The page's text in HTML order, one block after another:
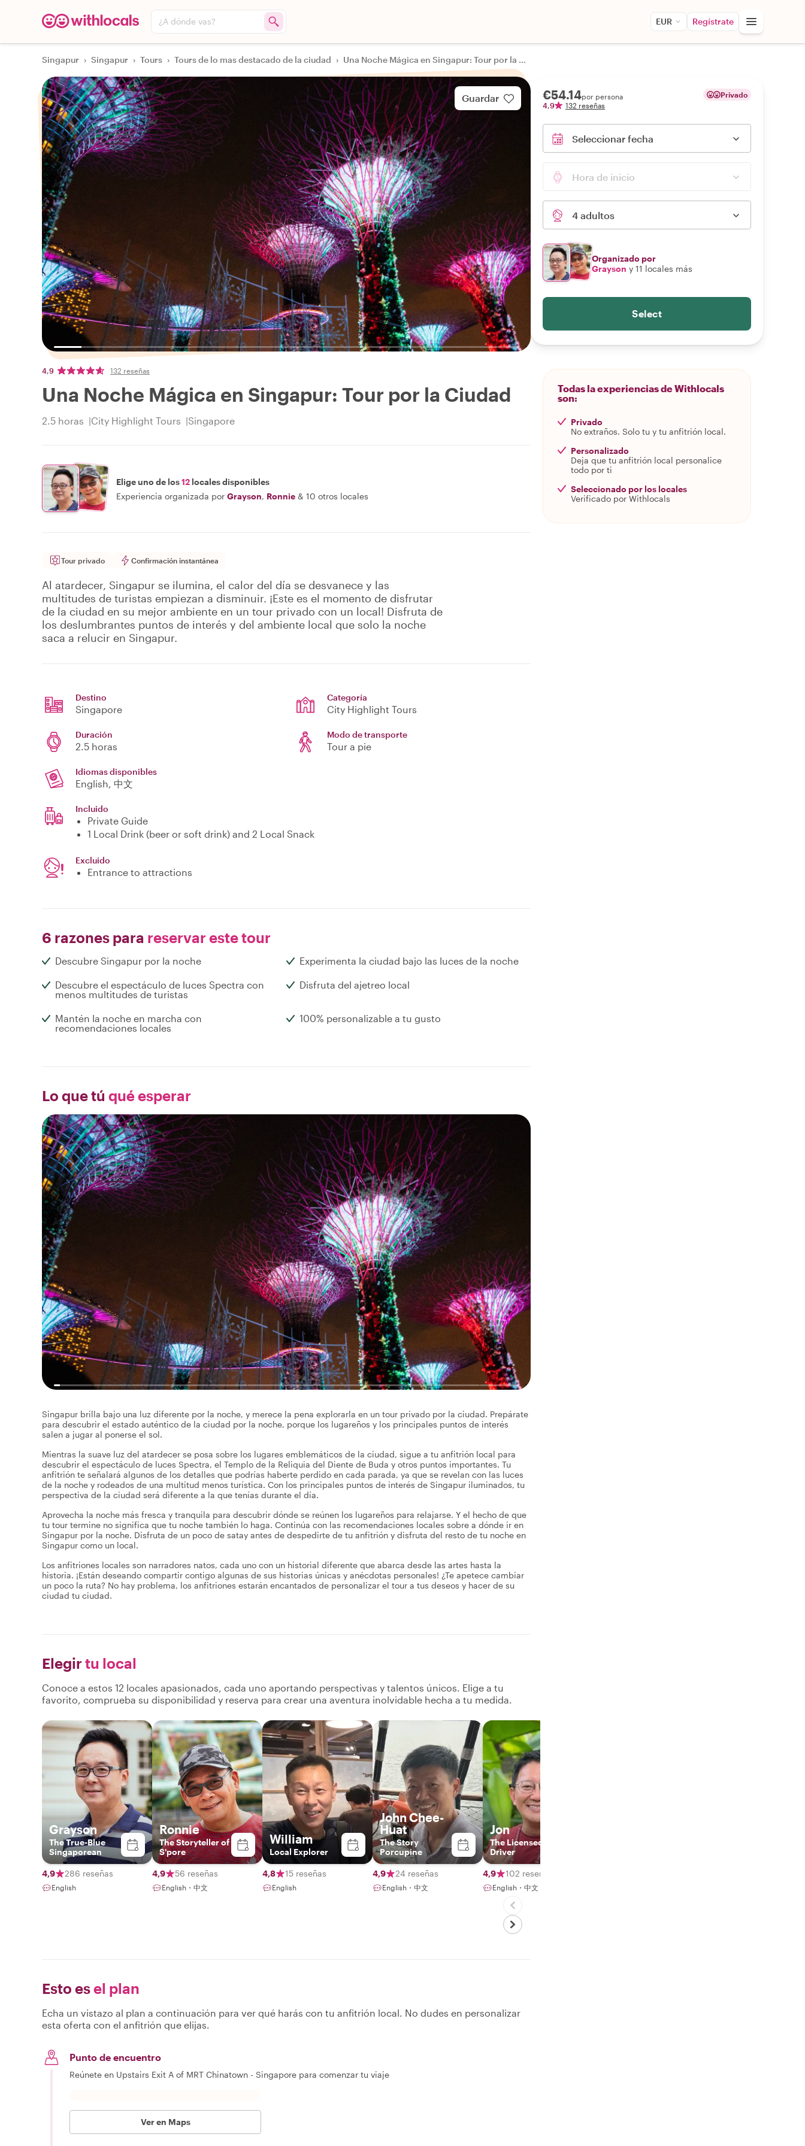
¿A dónde vas? EUR Regístrate
Singapur › Singapur › Tours › Tours de lo mas destacado de la ciudad › Una Noche Mágica en Singapur: Tour por la Ciudad
Guardar
4,9 132 reseñas
Una Noche Mágica en Singapur: Tour por la Ciudad
2.5 horas City Highlight Tours Singapore
Elige uno de los12 locales disponibles
Experiencia organizada por Grayson, Ronnie & 10 otros locales
Tour privado Confirmación instantánea
Al atardecer, Singapur se ilumina, el calor del día se desvanece y las
multitudes de turistas empiezan a disminuir. ¡Este es el momento de disfrutar
de la ciudad en su mejor ambiente en un tour privado con un local! Disfruta de
los deslumbrantes puntos de interés y del ambiente local que solo la noche
saca a relucir en Singapur.
Destino
Singapore
Categoría
City Highlight Tours
Duración
2.5 horas
Modo de transporte
Tour a pie
Idiomas disponibles
English, 中文
Incluido
Private Guide
1 Local Drink (beer or soft drink) and 2 Local Snack
Excluido
Entrance to attractions
6 razones para reservar este tour
Descubre Singapur por la noche Experimenta la ciudad bajo las luces de la noche
Descubre el espectáculo de luces Spectra con
menos multitudes de turistas
Disfruta del ajetreo local
Mantén la noche en marcha con
recomendaciones locales
100% personalizable a tu gusto
Lo que tú qué esperar
Singapur brilla bajo una luz diferente por la noche, y merece la pena explorarla en un tour privado por la ciudad. Prepárate
para descubrir el estado auténtico de la ciudad por la noche, porque los lugareños y los principales puntos de interés
salen a jugar al ponerse el sol.
Mientras la suave luz del atardecer se posa sobre los lugares emblemáticos de la ciudad, sigue a tu anfitrión local para
descubrir el espectáculo de luces Spectra, el Templo de la Reliquia del Diente de Buda y otros puntos importantes. Tu
anfitrión te señalará algunos de los detalles que podrías haberte perdido en cada parada, ya que se revelan con las luces
de la noche y rodeados de una multitud menos turística. Con los principales puntos de interés de Singapur iluminados, tu
perspectiva de la ciudad será diferente a la que tenías durante el día.
Aprovecha la noche más fresca y tranquila para descubrir dónde se reúnen los lugareños para relajarse. Y el hecho de que
tu tour termine no significa que tu noche también lo haga. Continúa con las recomendaciones locales sobre a dónde ir en
Singapur por la noche. Disfruta de un poco de satay antes de despedirte de tu anfitrión y disfruta del resto de tu noche en
Singapur como un local.
Los anfitriones locales son narradores natos, cada uno con un historial diferente que abarca desde las artes hasta la
historia. ¡Están deseando compartir contigo algunas de sus historias únicas y anécdotas personales! ¿Te apetece cambiar
un poco la ruta? No hay problema, los anfitriones estarán encantados de personalizar el tour a tus deseos y hacer de su
ciudad tu ciudad.
Elegir tu local
Conoce a estos 12 locales apasionados, cada uno aportando perspectivas y talentos únicos. Elige a tu
favorito, comprueba su disponibilidad y reserva para crear una aventura inolvidable hecha a tu medida.
Grayson
The True-Blue
Singaporean
4,9 286 reseñas
English
Ronnie
The Storyteller of
S'pore
4,9 56 reseñas
English・中文
William
Local Explorer
4,8 15 reseñas
English
John Chee-
Huat
The Story
Porcupine
4,9 24 reseñas
English・中文
Jon
The Licensed
Driver
4,9 102 reseñas
English・中文
Esto esel plan
Echa un vistazo al plan a continuación para ver qué harás con tu anfitrión local. No dudes en personalizar
esta oferta con el anfitrión que elijas.
Punto de encuentro
Reúnete en Upstairs Exit A of MRT Chinatown - Singapore para comenzar tu viaje
Ver en Maps
€54.14por persona
4,9
132 reseñas
Privado
Seleccionar fecha
Hora de inicio
4 adultos
Organizado por
Grayson y 11 locales más
Select
Todas la experiencias de Withlocals
son:
Privado
No extraños. Solo tu y tu anfitrión local.
Personalizado
Deja que tu anfitrión local personalice
todo por ti
Seleccionado por los locales
Verificado por Withlocals